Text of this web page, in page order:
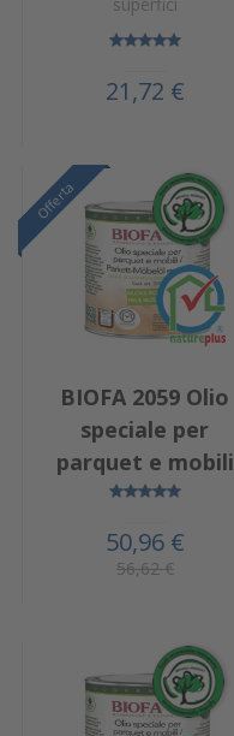
superfici
21,72 €
Offerta
Offerta
Offerta
BIOFA 2059 Olio
speciale per
parquet e mobili
50,96 €
56,62 €